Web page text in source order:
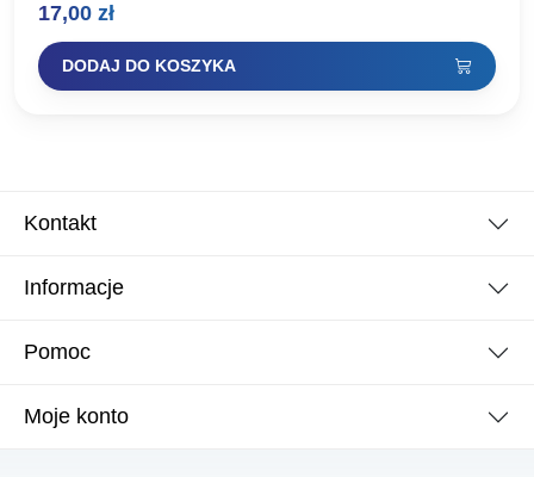
podlodowym,…
17,00 zł
DODAJ DO KOSZYKA
Kontakt
Informacje
Pomoc
Moje konto